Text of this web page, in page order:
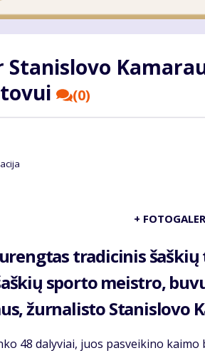
Stanislovo
(0)
+
tradicinis
sporto meistro,
žurnalisto Stanislovo
48 dalyviai, juos pasveikino kaimo